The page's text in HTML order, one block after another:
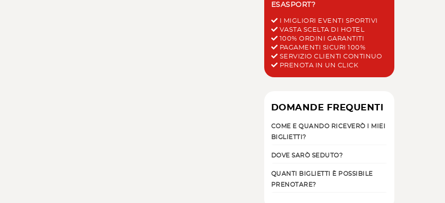
ESASPORT?
I MIGLIORI EVENTI SPORTIVI
VASTA SCELTA DI HOTEL
100% ORDINI GARANTITI
PAGAMENTI SICURI 100%
SERVIZIO CLIENTI CONTINUO
PRENOTA IN UN CLICK
DOMANDE FREQUENTI
COME E QUANDO RICEVERÒ I MIEI
BIGLIETTI?
DOVE SARÒ SEDUTO?
QUANTI BIGLIETTI È POSSIBILE
PRENOTARE?